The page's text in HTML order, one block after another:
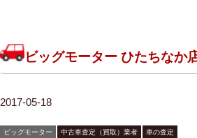
ビッグモーター ひたちなか
2017-05-18
ビッグモーター 中古車査定（買取）業者 車の査定